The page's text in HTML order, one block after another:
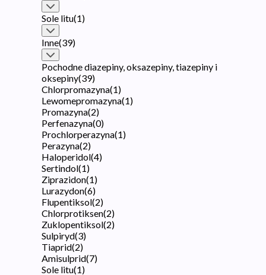
Sole litu(1)
Inne(39)
Pochodne diazepiny, oksazepiny, tiazepiny i
oksepiny(39)
Chlorpromazyna(1)
Lewomepromazyna(1)
Promazyna(2)
Perfenazyna(0)
Prochlorperazyna(1)
Perazyna(2)
Haloperidol(4)
Sertindol(1)
Ziprazidon(1)
Lurazydon(6)
Flupentiksol(2)
Chlorprotiksen(2)
Zuklopentiksol(2)
Sulpiryd(3)
Tiaprid(2)
Amisulprid(7)
Sole litu(1)